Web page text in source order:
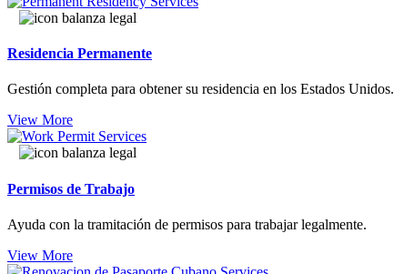
Residencia Permanente
Gestión completa para obtener su residencia en los Estados Unidos.
View More
Permisos de Trabajo
Ayuda con la tramitación de permisos para trabajar legalmente.
View More